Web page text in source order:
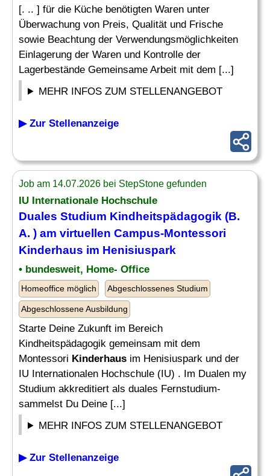
[. .. ] für die Küche benötigten Waren unter
Überwachung von Preis, Qualität und Frische
sowie Beachtung der Verwendungsmöglichkeiten
Einlagerung der Waren und Kontrolle der
Lagerbestände Gemeinsame Arbeit mit dem [...]
MEHR INFOS ZUM STELLENANGEBOT
▶ Zur Stellenanzeige
Job am 14.07.2026 bei StepStone gefunden
IU Internationale Hochschule
Duales Studium Kindheitspädagogik (B.
A. ) am virtuellen Campus-Montessori
Kinderhaus im Henisiuspark
• bundesweit, Home- Office
Homeoffice möglich Abgeschlossenes Studium
Abgeschlossene Ausbildung
Starte Deine Zukunft im Bereich
Kindheitspädagogik gemeinsam mit dem
Montessori Kinderhaus im Henisiuspark und der
IU Internationalen Hochschule (IU) . Im Dualen my
Studium akkreditiert als duales Fernstudium-
sammelst Du Deine [...]
MEHR INFOS ZUM STELLENANGEBOT
▶ Zur Stellenanzeige